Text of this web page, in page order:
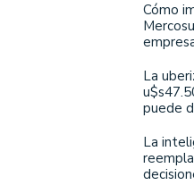
Cómo
La
puede
La